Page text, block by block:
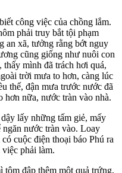
công việc của chồng lắm.
phải truy bắt tội phạm
an xã, tưởng rằng bớt nguy
cũng giống như nuôi con
mình đã trách hơi quá,
trời mưa to hơn, càng lúc
thế, đận mưa trước nước đã
hơn nữa, nước tràn vào nhà.
lấy những tấm giẻ, mấy
ngăn nước tràn vào. Loay
cuộc điện thoại báo Phú ra
phải làm.
tôm đập thêm một quả trứng.